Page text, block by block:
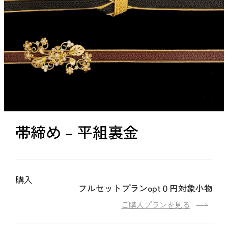
帯締め – 平組裏金
購入
フルセットプランopt０円対象小物
ご購入プランを見る